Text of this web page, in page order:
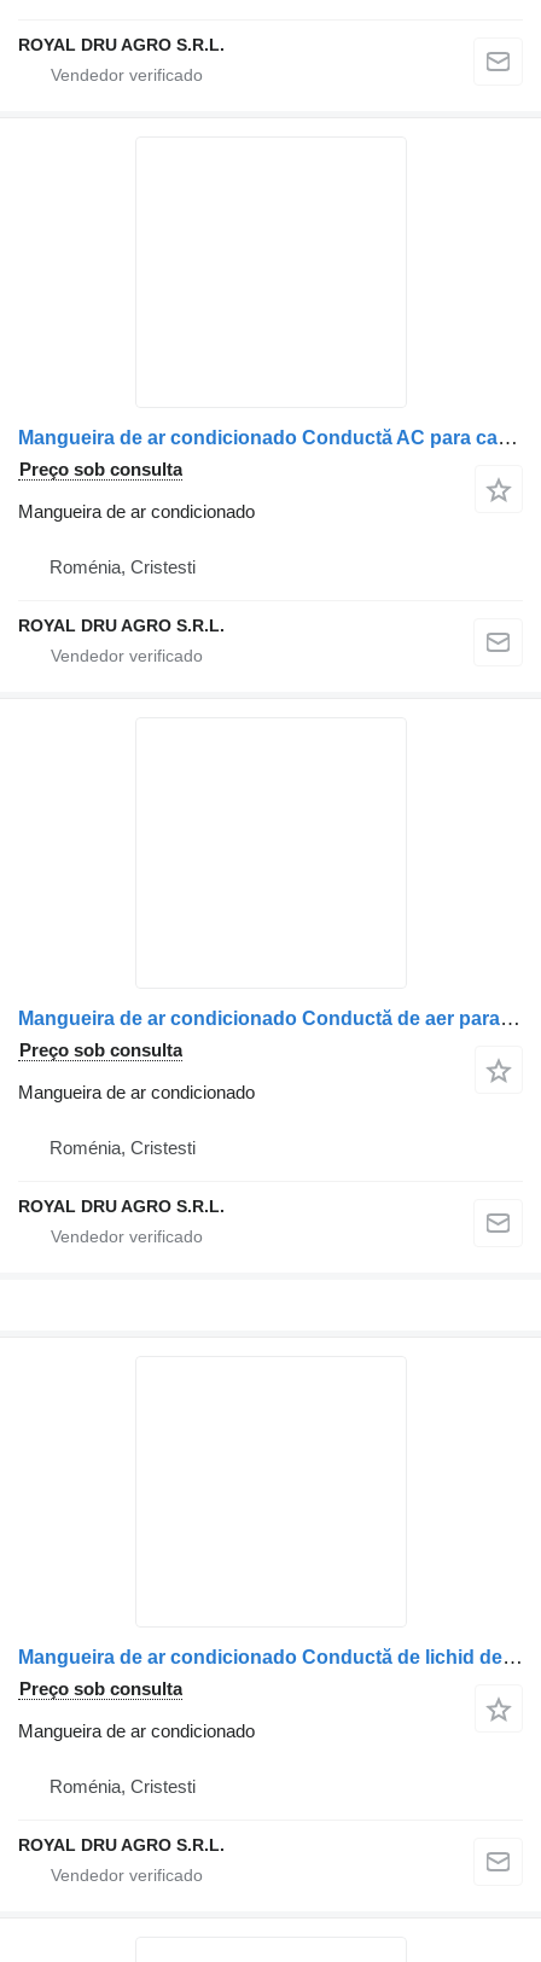
ROYAL DRU AGRO S.R.L.
Mangueira de ar condicionado Conductă AC para camião Renault 84538612
Preço sob consulta
Mangueira de ar condicionado
Roménia, Cristesti
ROYAL DRU AGRO S.R.L.
Mangueira de ar condicionado Conductă de aer para camião Renault 7482380358
Preço sob consulta
Mangueira de ar condicionado
Roménia, Cristesti
ROYAL DRU AGRO S.R.L.
Mangueira de ar condicionado Conductă de lichid de răcire para camião Renault 7482542861 – țeavă dublă, cu coturi și etanșări, lungime aproximativă 45 cm
Preço sob consulta
Mangueira de ar condicionado
Roménia, Cristesti
ROYAL DRU AGRO S.R.L.